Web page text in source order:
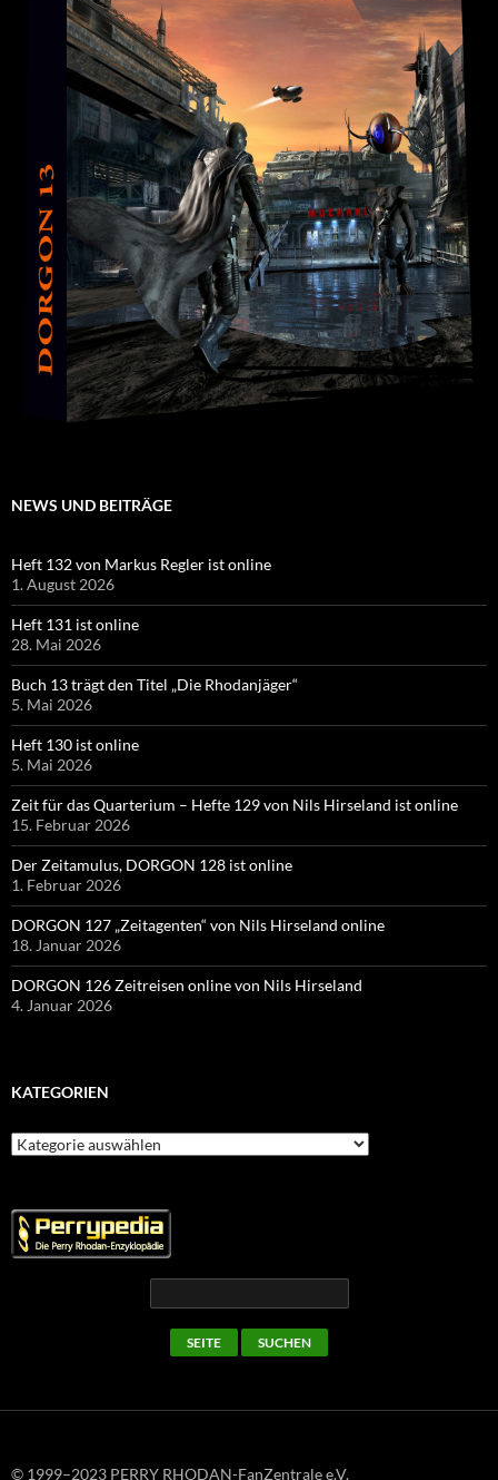
NEWS UND BEITRÄGE
Heft 132 von Markus Regler ist online
1. August 2026
Heft 131 ist online
28. Mai 2026
Buch 13 trägt den Titel „Die Rhodanjäger“
5. Mai 2026
Heft 130 ist online
5. Mai 2026
Zeit für das Quarterium – Hefte 129 von Nils Hirseland ist online
15. Februar 2026
Der Zeitamulus, DORGON 128 ist online
1. Februar 2026
DORGON 127 „Zeitagenten“ von Nils Hirseland online
18. Januar 2026
DORGON 126 Zeitreisen online von Nils Hirseland
4. Januar 2026
KATEGORIEN
Kategorien
© 1999–2023 PERRY RHODAN-FanZentrale e.V.